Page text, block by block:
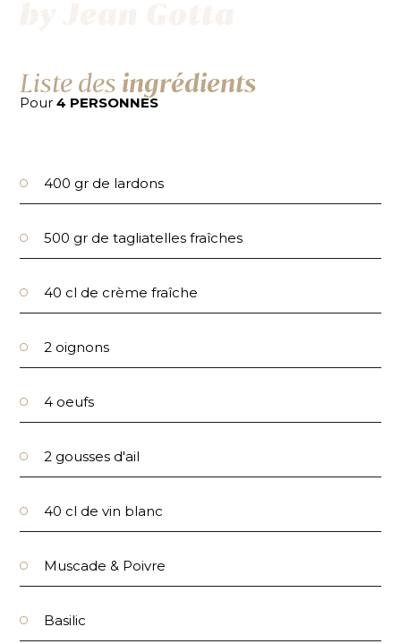
Liste des ingrédients
Pour4 PERSONNES
400 gr de lardons
500 gr de tagliatelles fraîches
40 cl de crème fraîche
2 oignons
4 oeufs
2 gousses d'ail
40 cl de vin blanc
Muscade & Poivre
Basilic